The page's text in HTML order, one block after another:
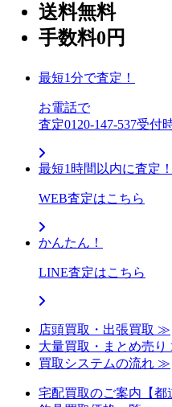
送料無料
手数料0円
最短1分で査定！
お電話で
査定0120-147-537受付
最短1時間以内に査定！
WEB査定はこちら
かんたん！
LINE査定はこちら
店頭買取・出張買取 ≫
大量買取・まとめ売
買取システムの流れ ≫
宅配買取のご案内【